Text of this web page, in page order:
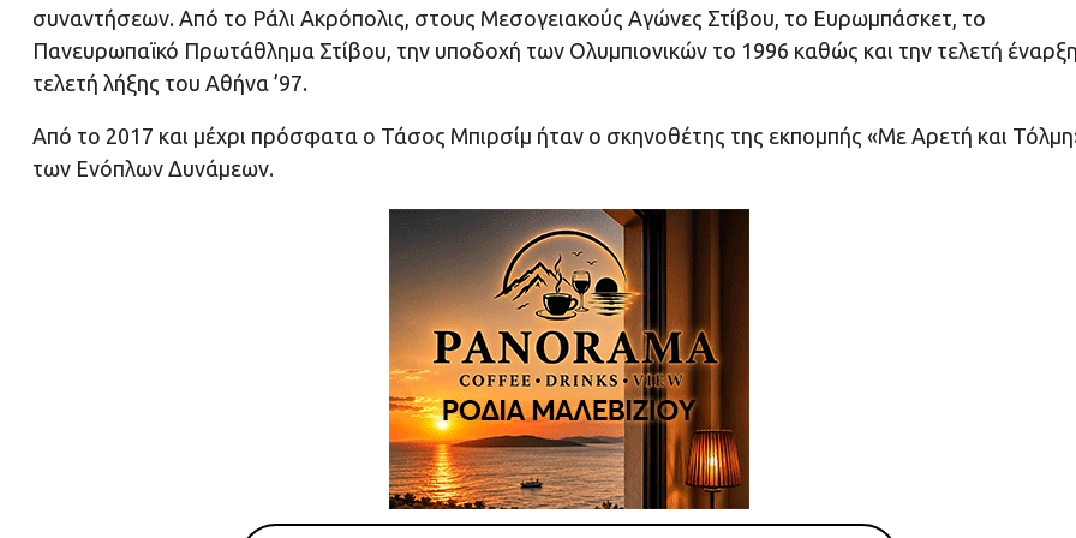
συναντήσεων. Από το Ράλι Ακρόπολις, στους Μεσογειακούς Αγώνες Στίβου, το Ευρωμπάσκετ, το
Πανευρωπαϊκό Πρωτάθλημα Στίβου, την υποδοχή των Ολυμπιονικών το 1996 καθώς και την τελετή
τελετή λήξης του Αθήνα ’97.
Από το 2017 και μέχρι πρόσφατα ο Τάσος Μπιρσίμ ήταν ο σκηνοθέτης της εκπομπής «Με Αρετή και
των Ενόπλων Δυνάμεων.